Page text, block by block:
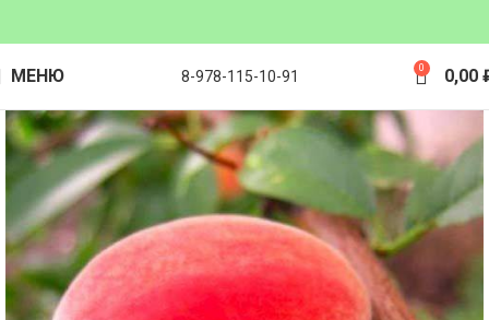
МЕНЮ 8-978-115-10-91 0 0,00